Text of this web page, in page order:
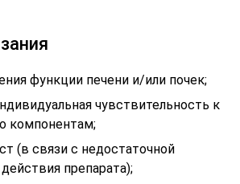
функции печени и/или почек;
чувствительность к
компонентам;
(в связи с недостаточной
препарата);